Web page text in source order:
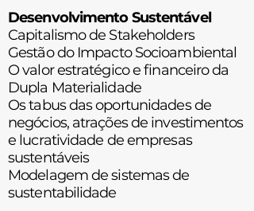
Desenvolvimento Sustentável
Capitalismo de Stakeholders
Gestão do Impacto Socioambiental
O valor estratégico e financeiro da
Dupla Materialidade
Os tabus das oportunidades de
negócios, atrações de investimentos
e lucratividade de empresas
sustentáveis
Modelagem de sistemas de
sustentabilidade